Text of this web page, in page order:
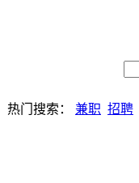
热门搜索： 兼职 招聘